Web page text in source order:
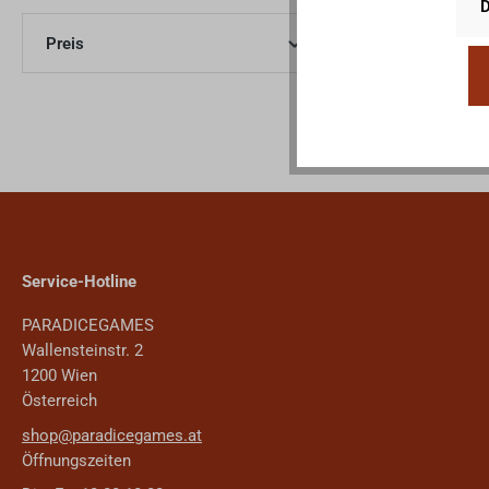
Preis
Service-Hotline
PARADICEGAMES
Wallensteinstr. 2
1200 Wien
Österreich
shop@paradicegames.at
Öffnungszeiten